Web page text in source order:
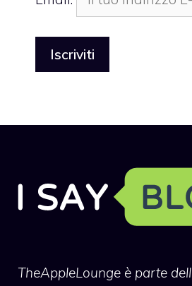
TheAppleLounge è parte